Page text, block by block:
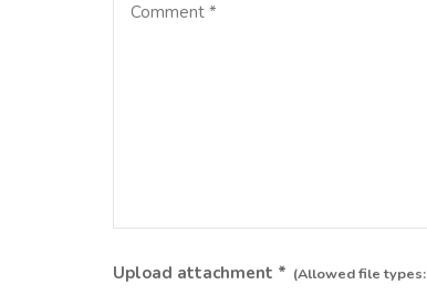
Upload attachment * (Allowed file types: